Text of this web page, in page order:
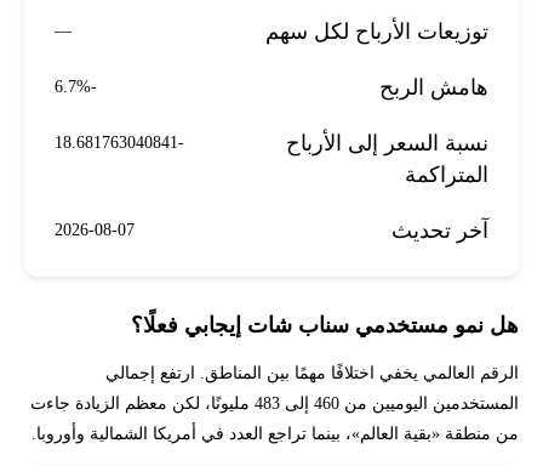
توزيعات الأرباح لكل سهم —
هامش الربح -6.7%
نسبة السعر إلى الأرباح
المتراكمة
-18.681763040841
آخر تحديث 2026-08-07
هل نمو مستخدمي سناب شات إيجابي فعلًا؟
الرقم العالمي يخفي اختلافًا مهمًا بين المناطق. ارتفع إجمالي
المستخدمين اليوميين من 460 إلى 483 مليونًا، لكن معظم الزيادة جاءت
من منطقة «بقية العالم»، بينما تراجع العدد في أمريكا الشمالية وأوروبا.